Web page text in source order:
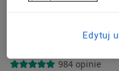
lek. Jakub
984 opinie
Edytuj